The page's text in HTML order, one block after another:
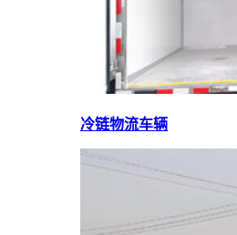
冷链物流车辆